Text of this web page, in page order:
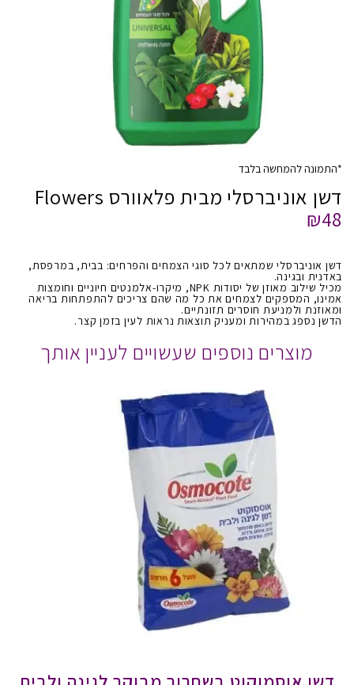
*התמונה להמחשה בלבד
דשן אוניברסלי מבית פלאוורס Flowers
₪48
דשן אוניברסלי שמתאים לכל סוגי הצמחים והפרחים: בבית, במרפסת,
באדנית ובגינה.
מכיל שילוב מאוזן של יסודות NPK, מיקרו-אלמנטים חיוניים וחומצות
אמינו, המספקים לצמחים את כל מה שהם צריכים להתפתחות בריאה
ומאוזנת ולמניעת חוסרים תזונתיים.
הדשן נספג במהירות ומעניק תוצאות נראות לעין בזמן קצר.
מוצרים נוספים שעשויים לעניין אותך